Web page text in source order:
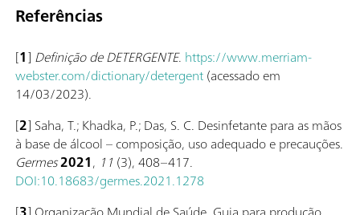
Referências
[1] Definição de DETERGENTE. https://www.merriam-
webster.com/dictionary/detergent(acessado em
14/03/2023).
[2] Saha, T.; Khadka, P.; Das, S. C. Desinfetante para as mãos
à base de álcool – composição, uso adequado e precauções.
Germes2021, 11 (3), 408–417.
DOI:10.18683/germes.2021.1278